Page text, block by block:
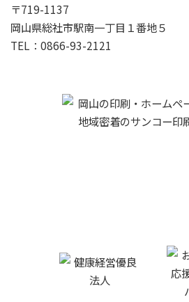
〒719-1137
岡山県総社市駅南一丁目１番地５
TEL：0866-93-2121